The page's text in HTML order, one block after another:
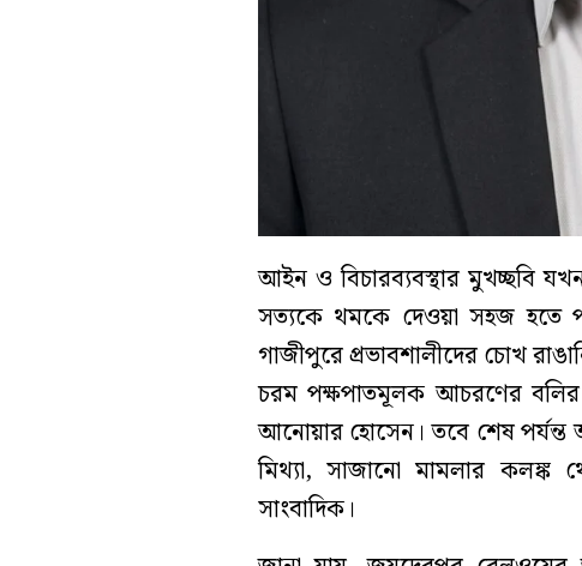
আইন ও বিচারব্যবস্থার মুখচ্ছবি
সত্যকে থমকে দেওয়া সহজ হতে
গাজীপুরে প্রভাবশালীদের চোখ
চরম পক্ষপাতমূলক আচরণের বলির
আনোয়ার হোসেন। তবে শেষ
মিথ্যা, সাজানো মামলার কলঙ্ক
সাংবাদিক।